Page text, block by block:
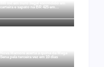
carteira e sapato na BR 425 em…
Sena pela terceira vez em 10 dias